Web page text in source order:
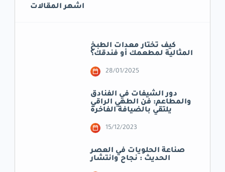
اشهر المقالات
كيف تختار معدات الطبخ
المثالية لمطعمك أو فندقك؟
28/01/2025
دور الشيفات في الفنادق
والمطاعم: فن الطهي الراقي
يلتقي بالضيافة الفاخرة
15/12/2023
صناعة الحلويات في العصر
الحديث : نجاح وانتشار